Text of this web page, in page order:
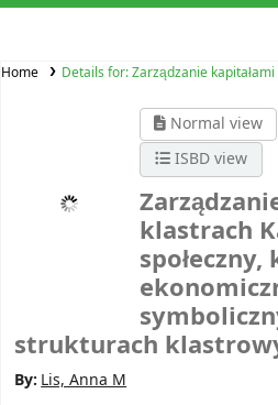
Home Details for:Zarządzanie
Normal view
ISBD view
klastrach
strukturach
By: Lis, Anna M